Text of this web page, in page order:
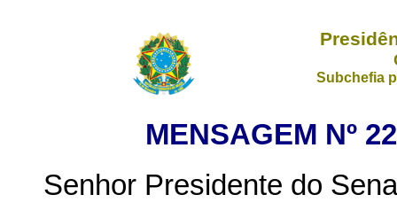
Subchefia
MENSAGEM Nº
Senhor Presidente do